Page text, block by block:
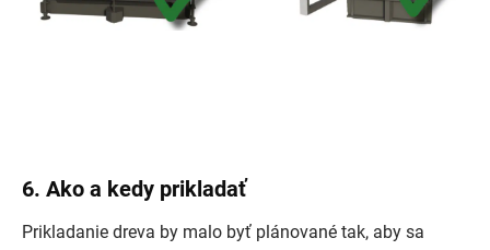
6. Ako a kedy prikladať
Prikladanie dreva by malo byť plánované tak, aby sa